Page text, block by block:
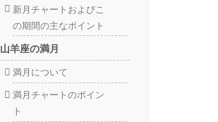
新月チャートおよびこ
の期間の主なポイント
山羊座の満月
満月について
満月チャートのポイン
ト